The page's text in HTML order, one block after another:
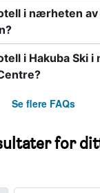
i nærheten av
i Hakuba Ski
Se flere FAQs
for